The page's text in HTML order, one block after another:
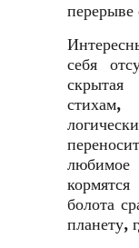
перерыве
себя
болота
планету,